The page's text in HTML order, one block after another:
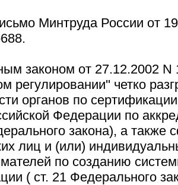
Минтруда России от
законом от 27.12.2002
регулировании'' четко
органов по
Федерации по
закона), а также
лиц и (или)
по созданию
( ст. 21 Федерального